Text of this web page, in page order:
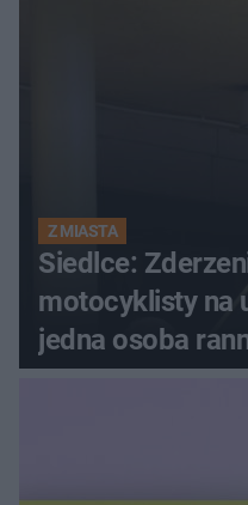
Z MIASTA
Siedlce:
motocyklisty na
jedna osoba